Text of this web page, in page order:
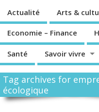
Actualité Arts &
Economie – Finance
Santé Savoir vivre
Tag archives for
écologique